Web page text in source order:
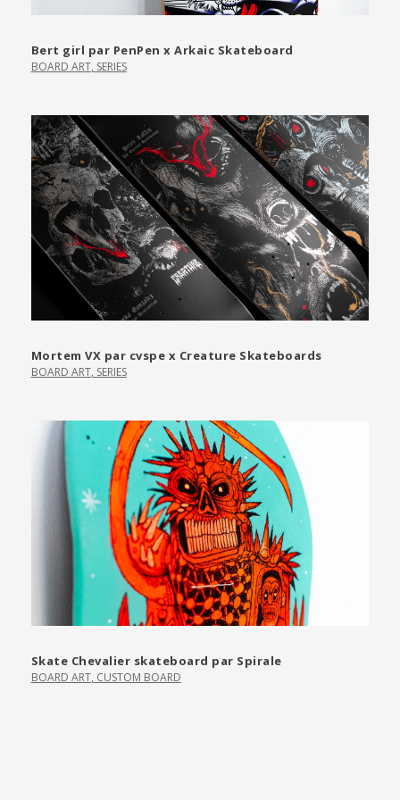
Bert girl par PenPen x Arkaic Skateboard
BOARD ART, SERIES
Mortem VX par cvspe x Creature Skateboards
BOARD ART, SERIES
Skate Chevalier skateboard par Spirale
BOARD ART, CUSTOM BOARD